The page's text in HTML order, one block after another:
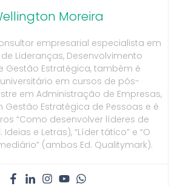
Moreira
empresarial especialista em
Lideranças, Desenvolvimento
Gestão Estratégica, também é
em cursos de pós-
em Administração de Empresas,
Gestão Estratégica de Pessoas e é
“Como desenvolver líderes de
Ideias e Letras), “Líder tático” e “O
(ambos Ed. Qualitymark).